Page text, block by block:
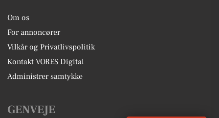
Om os
For annoncører
Vilkår og Privatlivspolitik
Kontakt VORES Digital
Administrer samtykke
GENVEJE